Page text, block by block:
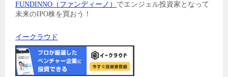
FUNDINNO（ファンディーノ） でエンジェル投資家となって
未来のIPO株を買おう！
イークラウド